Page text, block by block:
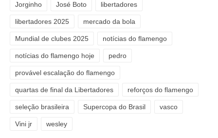
Jorginho José Boto libertadores
libertadores 2025 mercado da bola
Mundial de clubes 2025 notícias do flamengo
notícias do flamengo hoje pedro
provável escalação do flamengo
quartas de final da Libertadores reforços do flamengo
seleção brasileira Supercopa do Brasil vasco
Vini jr wesley